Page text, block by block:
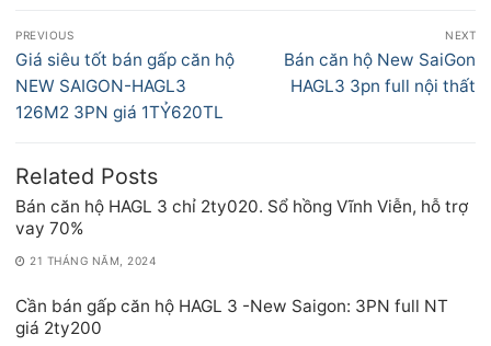
Điều
hướng
bài
viết
PREVIOUS
Previous
post:
Giá siêu tốt bán gấp căn hộ
NEW SAIGON-HAGL3
126M2 3PN giá 1TỶ620TL
NEXT
Next
post:
Bán căn hộ New SaiGon
HAGL3 3pn full nội thất
Related Posts
Bán căn hộ HAGL 3 chỉ 2ty020. Sổ hồng Vĩnh Viễn, hỗ trợ
vay 70%
21 THÁNG NĂM, 2024
Cần bán gấp căn hộ HAGL 3 -New Saigon: 3PN full NT
giá 2ty200